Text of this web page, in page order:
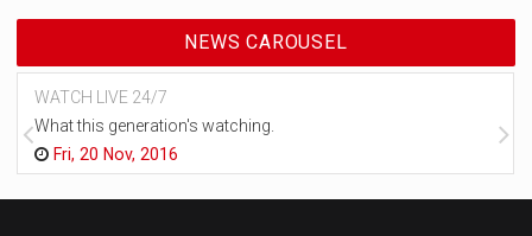
NEWS CAROUSEL
WATCH LIVE 24/7
What this generation's watching.
Fri, 20 Nov, 2016